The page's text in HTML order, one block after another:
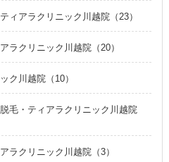
ィアラクリニック川越院（23）
ラクリニック川越院（20）
ク川越院（10）
毛・ティアラクリニック川越院
ラクリニック川越院（3）